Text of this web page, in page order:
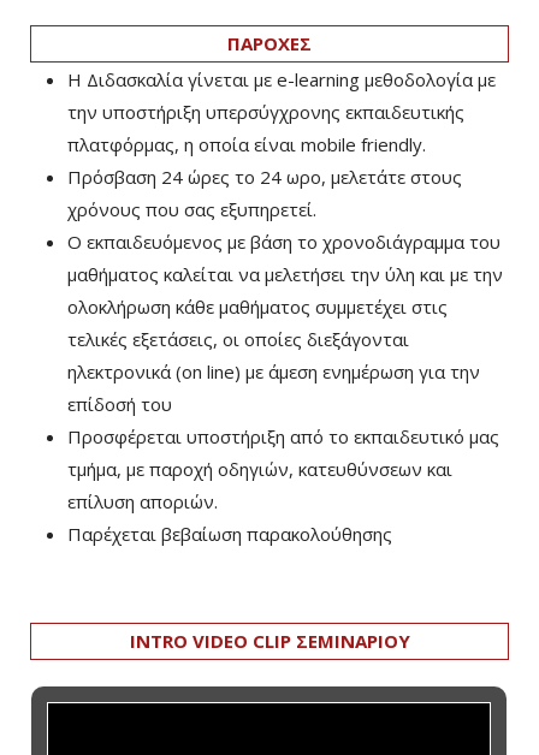
ΠΑΡΟΧΕΣ
Η Διδασκαλία γίνεται με e-learning μεθοδολογία με
την υποστήριξη υπερσύγχρονης εκπαιδευτικής
πλατφόρμας, η οποία είναι mobile friendly.
Πρόσβαση 24 ώρες το 24 ωρο, μελετάτε στους
χρόνους που σας εξυπηρετεί.
Ο εκπαιδευόμενος με βάση το χρονοδιάγραμμα του
μαθήματος καλείται να μελετήσει την ύλη και με την
ολοκλήρωση κάθε μαθήματος συμμετέχει στις
τελικές εξετάσεις, οι οποίες διεξάγονται
ηλεκτρονικά (on line) με άμεση ενημέρωση για την
επίδοσή του
Προσφέρεται υποστήριξη από το εκπαιδευτικό μας
τμήμα, με παροχή οδηγιών, κατευθύνσεων και
επίλυση αποριών.
Παρέχεται βεβαίωση παρακολούθησης
INTRO VIDEO CLIP ΣΕΜΙΝΑΡΙΟΥ